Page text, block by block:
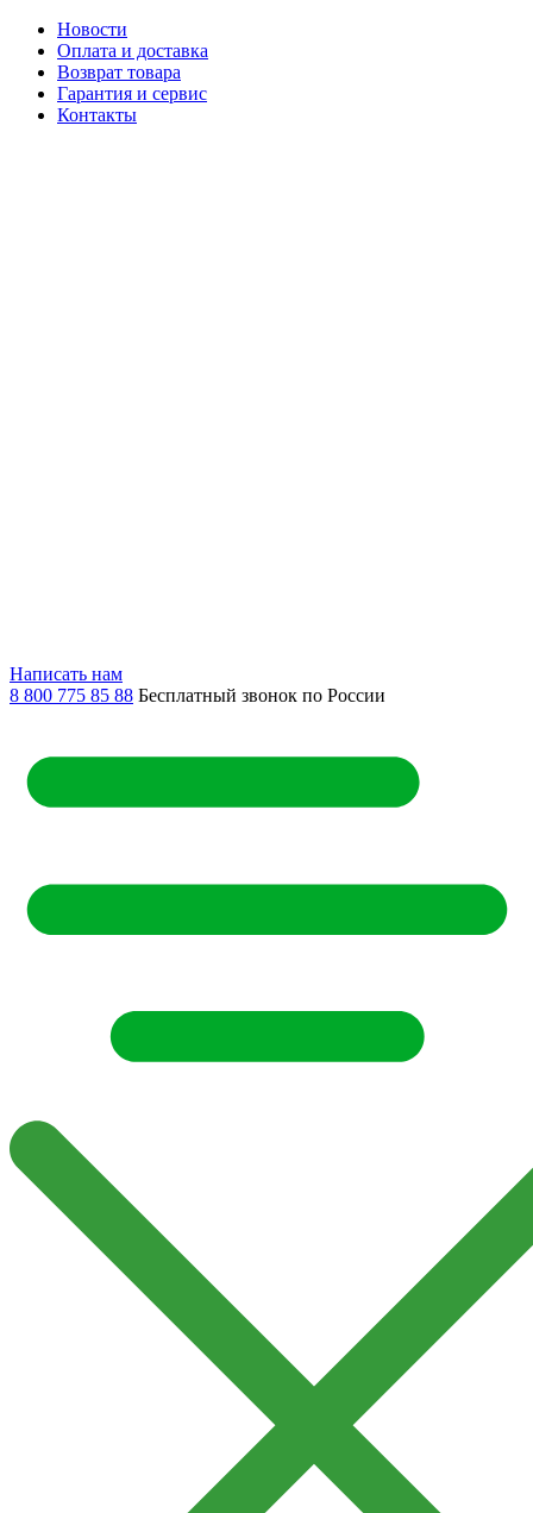
Новости
Оплата и доставка
Возврат товара
Гарантия и сервис
Контакты
Написать нам
8 800 775 85 88 Бесплатный звонок по России